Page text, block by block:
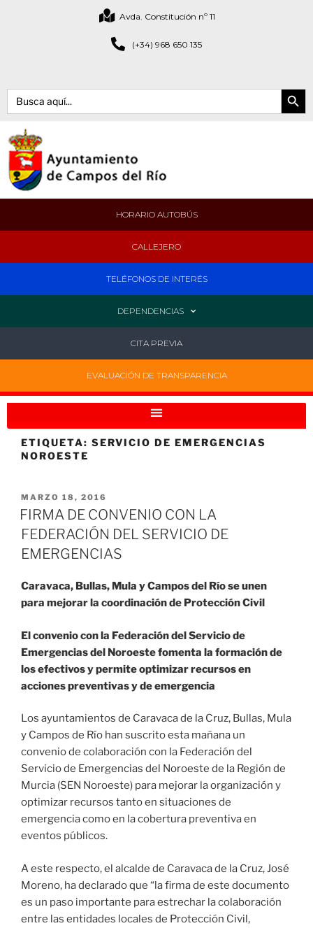
Avda. Constitución nº 11
(+34) 968 650 135
Buscar: Botón de
HORARIO AUTOBÚS
CALLEJERO
TELÉFONOS DE INTERÉS
DEPENDENCIAS
CITA PREVIA
EVALUACIÓN DE TRANSPARENCIA
ETIQUETA: SERVICIO DE EMERGENCIAS
NOROESTE
MARZO 18, 2016
FIRMA DE CONVENIO CON LA
FEDERACIÓN DEL SERVICIO DE
EMERGENCIAS
Caravaca, Bullas, Mula y Campos del Río se unen
para mejorar la coordinación de Protección Civil
El convenio con la Federación del Servicio de
Emergencias del Noroeste fomenta la formación de
los efectivos y permite optimizar recursos en
acciones preventivas y de emergencia
Los ayuntamientos de Caravaca de la Cruz, Bullas, Mula
y Campos de Río han suscrito esta mañana un
convenio de colaboración con la Federación del
Servicio de Emergencias del Noroeste de la Región de
Murcia (SEN Noroeste) para mejorar la organización y
optimizar recursos tanto en situaciones de
emergencia como en la cobertura preventiva en
eventos públicos.
A este respecto, el alcalde de Caravaca de la Cruz, José
Moreno, ha declarado que “la firma de este documento
es un paso importante para estrechar la colaboración
entre las entidades locales de Protección Civil,